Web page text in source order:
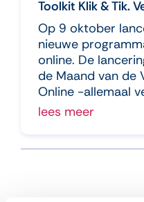
Toolkit Klik & Tik.
Op 9 oktober
nieuwe
online. De
de Maand van de
Online -allemaal
lees meer